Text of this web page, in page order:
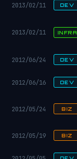
2013/02/11 DEV
2013/02/11 INFRA
2012/06/24 DEV
2012/06/16 DEV
2012/05/24 BIZ
2012/05/19 BIZ